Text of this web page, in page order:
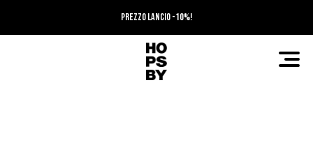
PREZZO LANCIO -10%!